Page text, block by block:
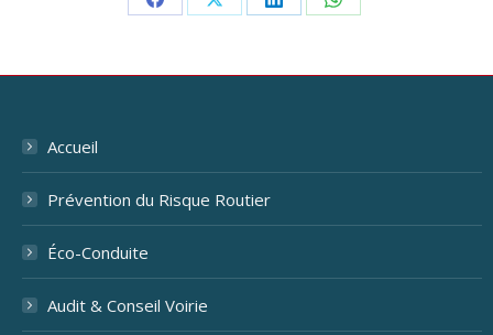
Partager
Facebook
Partager
X
Partager
LinkedIn
Partager
WhatsApp
Accueil
Prévention du Risque Routier
Éco-Conduite
Audit & Conseil Voirie